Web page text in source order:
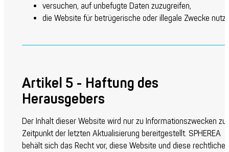
versuchen, auf unbefugte Daten zuzugreifen,
die Website für betrügerische oder illegale Zwecke
Artikel 5 - Haftung des
Herausgebers
Der Inhalt dieser Website wird nur zu Informationszwecken
Zeitpunkt der letzten Aktualisierung bereitgestellt. SPHEREA
behält sich das Recht vor, diese Website und diese rechtlichen